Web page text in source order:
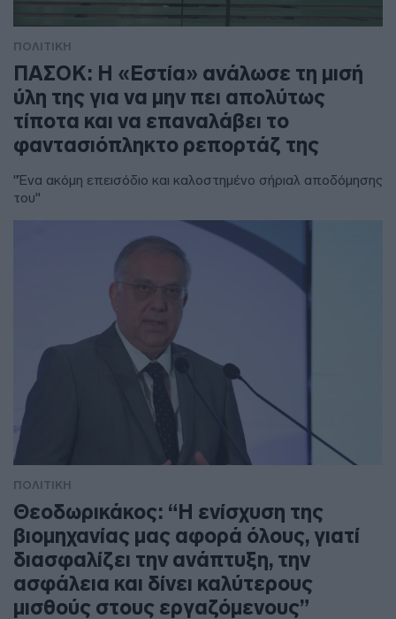
ΠΟΛΙΤΙΚΗ
ΠΑΣΟΚ: Η «Εστία» ανάλωσε τη μισή
ύλη της για να μην πει απολύτως
τίποτα και να επαναλάβει το
φαντασιόπληκτο ρεπορτάζ της
"Ένα ακόμη επεισόδιο και καλοστημένο σήριαλ αποδόμησης
του"
ΠΟΛΙΤΙΚΗ
Θεοδωρικάκος: “Η ενίσχυση της
βιομηχανίας μας αφορά όλους, γιατί
διασφαλίζει την ανάπτυξη, την
ασφάλεια και δίνει καλύτερους
μισθούς στους εργαζόμενους”